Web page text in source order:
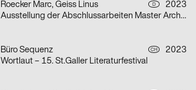
Roecker Marc, Geiss Linus D
2023
Ausstellung der Abschlussarbeiten Master Architektur & Diplome Design
Büro Sequenz CH
2023
Wortlaut – 15. St.Galler Literaturfestival